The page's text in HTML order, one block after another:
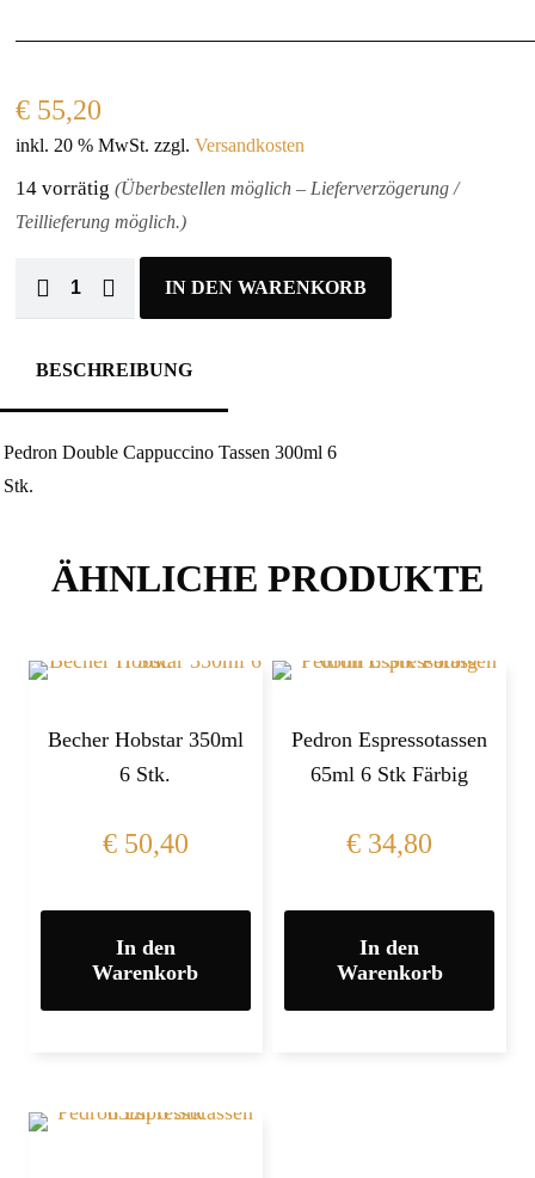
€ 55,20
inkl. 20 % MwSt. zzgl.Versandkosten
14 vorrätig(Überbestellen möglich – Lieferverzögerung /
Teillieferung möglich.)
IN DEN WARENKORB
BESCHREIBUNG
Pedron Double Cappuccino Tassen 300ml 6
Stk.
ÄHNLICHE PRODUKTE
Becher Hobstar 350ml
6 Stk.
€50,40
In den
Warenkorb
Pedron Espressotassen
65ml 6 Stk Färbig
€ 34,80
In den
Warenkorb